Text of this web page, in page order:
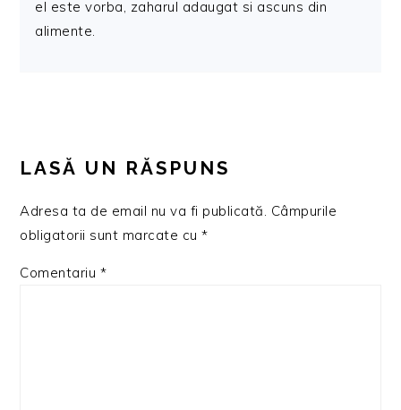
el este vorba, zaharul adaugat si ascuns din
alimente.
LASĂ UN RĂSPUNS
Adresa ta de email nu va fi publicată. Câmpurile
obligatorii sunt marcate cu*
Comentariu *